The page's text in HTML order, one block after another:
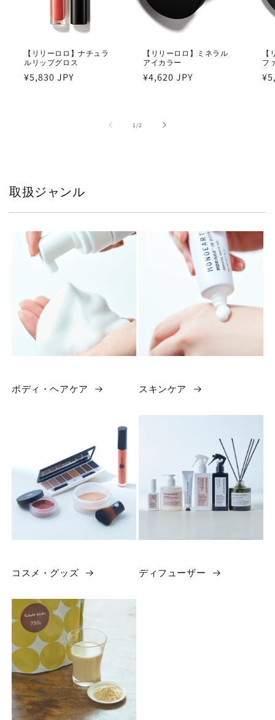
【リリーロロ】ナチュラ
ルリップグロス
通
¥5,830 JPY
【リリーロロ】ミネラル
アイカラー
通
¥4,620 JPY
フ
通
1/の2
取扱ジャンル
ボディ・ヘアケア スキンケア
コスメ・グッズ ディフューザー